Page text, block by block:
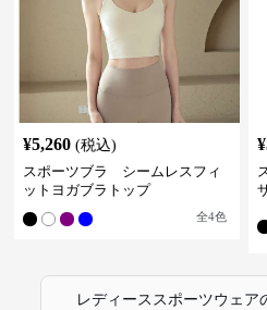
¥5,260 (税込)
スポーツブラ シームレスフィ
ットヨガブラトップ
全4色
¥
レディーススポーツウェア